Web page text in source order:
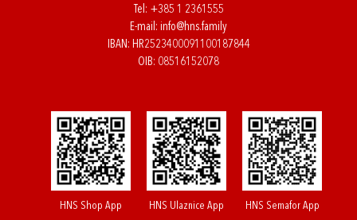
Tel: +385 1 2361555
E-mail: info@hns.family
IBAN: HR2523400091100187844
OIB: 08516152078
HNS Shop App HNS Ulaznice App HNS Semafor App